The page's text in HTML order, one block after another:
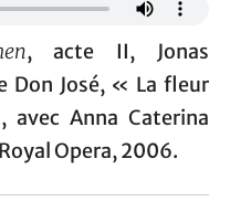
, acte II, Jonas
Don José, « La fleur
Anna Caterina
Opera, 2006.